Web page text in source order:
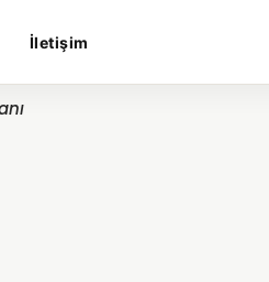
İletişim